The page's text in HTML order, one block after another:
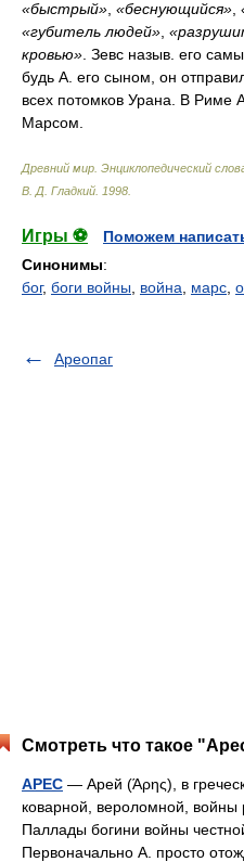
«быстрый» «беснующийся»
«губитель людей»
кровью» . Зевс назыв. его
будь А. его сыном, он
всех потомков Урана. В Риме
Марсом.
Древний мир. Энциклопедический
В. Д. Гладкий 1998
Игры ⚽
Поможем
Синонимы:
бог, боги войны война марс
Ареопаг
Смотреть что такое
АРЕС — Арей (Άρης), в
коварной, вероломной,
Паллады богини войны
Первоначально А. просто